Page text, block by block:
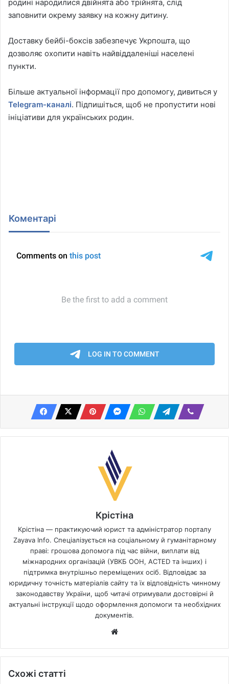
родині народилися двійнята або трійнята, слід
заповнити окрему заявку на кожну дитину.
Доставку бейбі-боксів забезпечує Укрпошта, що
дозволяє охопити навіть найвіддаленіші населені
пункти.
Більше актуальної інформації про допомогу, дивиться у
Telegram-каналі. Підпишіться, щоб не пропустити нові
ініціативи для українських родин.
Коментарі
Крістіна
Крістіна — практикуючий юрист та адміністратор порталу
Zayava Info. Спеціалізується на соціальному й гуманітарному
праві: грошова допомога під час війни, виплати від
міжнародних організацій (УВКБ ООН, ACTED та інших) і
підтримка внутрішньо переміщених осіб. Відповідає за
юридичну точність матеріалів сайту та їх відповідність чинному
законодавству України, щоб читачі отримували достовірні й
актуальні інструкції щодо оформлення допомоги та необхідних
документів.
Схожі статті